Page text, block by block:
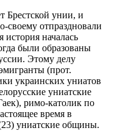
Брестской унии, и
своему отпраздновали
история началась
были образованы
Этому делу
(прот.
украинских униатов
униатские
римо-католик по
время в
униатские общины.